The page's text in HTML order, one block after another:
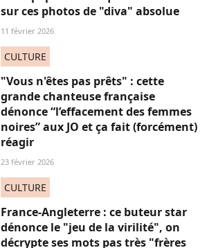
sur ces photos de "diva" absolue
11 février 2026
CULTURE
"Vous n'êtes pas prêts" : cette
grande chanteuse française
dénonce “l’effacement des femmes
noires” aux JO et ça fait (forcément)
réagir
23 février 2026
CULTURE
France-Angleterre : ce buteur star
dénonce le "jeu de la virilité", on
décrypte ses mots pas très "frères